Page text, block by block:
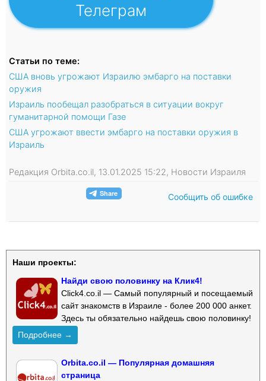
Телеграм
Статьи по теме:
США вновь угрожают Израилю эмбарго на поставки
оружия
Израиль пообещал разобраться в ситуации вокруг
гуманитарной помощи Газе
США угрожают ввести эмбарго на поставки оружия в
Израиль
Редакция Orbita.co.il, 13.01.2025 15:22, Новости Израиля
Сообщить об ошибке
Наши проекты:
Найди свою половинку на Клик4!
Click4.co.il — Самый популярный и посещаемый
сайт знакомств в Израиле - более 200 000 анкет.
Здесь ты обязательно найдешь свою половинку!
Подробнее →
Orbita.co.il — Популярная домашняя
страница